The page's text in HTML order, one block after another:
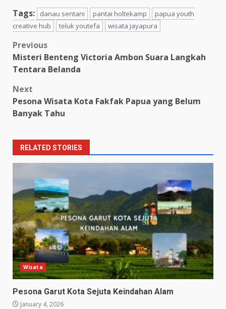
Tags: danau sentani pantai holtekamp
papua youth
creative hub
teluk youtefa wisata jayapura
Post
navigation
Previous
Misteri Benteng Victoria Ambon Suara Langkah
Tentara Belanda
Next
Pesona Wisata Kota Fakfak Papua yang Belum
Banyak Tahu
RELATED STORIES
Wisata
Pesona Garut Kota Sejuta Keindahan Alam
January 4, 2026